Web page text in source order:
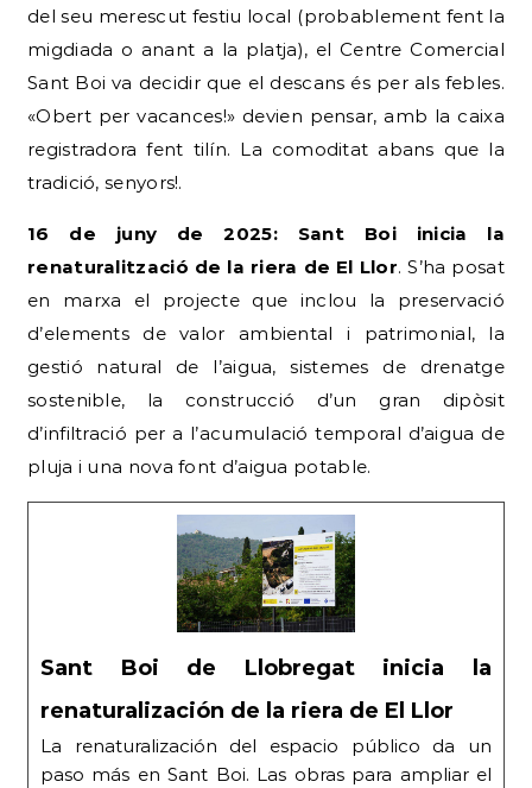
del seu merescut festiu local (probablement fent la
migdiada o anant a la platja), el Centre Comercial
Sant Boi va decidir que el descans és per als febles.
«Obert per vacances!» devien pensar, amb la caixa
registradora fent tilín. La comoditat abans que la
tradició, senyors!.
16 de juny de 2025: Sant Boi inicia la
renaturalització de la riera de El Llor. S’ha posat
en marxa el projecte que inclou la preservació
d’elements de valor ambiental i patrimonial, la
gestió natural de l’aigua, sistemes de drenatge
sostenible, la construcció d’un gran dipòsit
d’infiltració per a l’acumulació temporal d’aigua de
pluja i una nova font d’aigua potable.
Sant Boi de Llobregat inicia la
renaturalización de la riera de El Llor
La renaturalización del espacio público da un
paso más en Sant Boi. Las obras para ampliar el